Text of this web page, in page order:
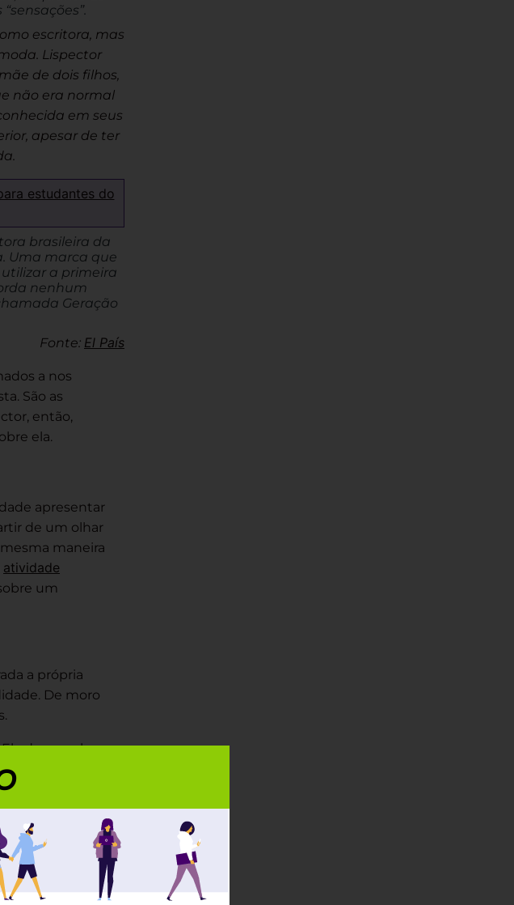
escritora, mas
Lispector
de dois filhos,
não era normal
em seus
apesar de ter
estudantes do
brasileira da
Uma marca que
a primeira
nenhum
Geração
Fonte: El País
a nos
São as
, então,
ela.
apresentar
de um olhar
mesma maneira
atividade
um
a própria
. De moro
desenvolve
as origens do
mais